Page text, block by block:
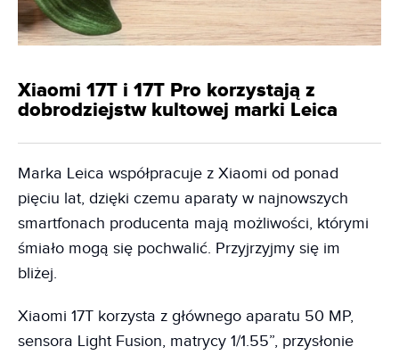
Xiaomi 17T i 17T Pro korzystają z
dobrodziejstw kultowej marki Leica
Marka Leica współpracuje z Xiaomi od ponad
pięciu lat, dzięki czemu aparaty w najnowszych
smartfonach producenta mają możliwości, którymi
śmiało mogą się pochwalić. Przyjrzyjmy się im
bliżej.
Xiaomi 17T korzysta z głównego aparatu 50 MP,
sensora Light Fusion, matrycy 1/1.55”, przysłonie